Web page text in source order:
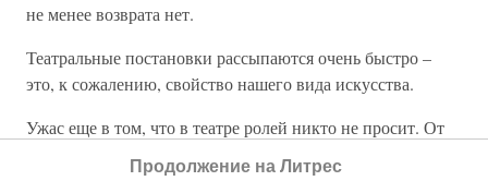
не менее возврата нет.
Театральные постановки рассыпаются очень быстро –
это, к сожалению, свойство нашего вида искусства.
Ужас еще в том, что в театре ролей никто не просит. От
выгрызали, а сегодня… В Театре сатиры приходят ко мне
Продолжение на Литрес